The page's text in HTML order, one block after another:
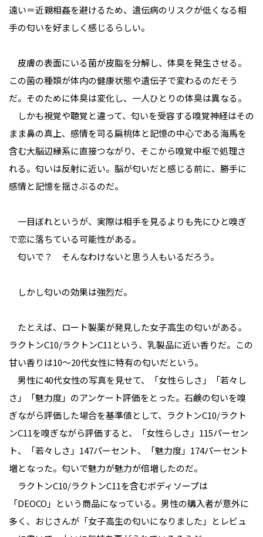
遠い＝近親相姦を避けるため、遺伝病のリスクが低くなる相
手の匂いを好ましく感じるらしい。
皮膚の表面にいる菌が皮脂を分解し、体臭を発生させる。
この菌の種類が体内の健康状態や遺伝子で変わるのだそう
だ。そのために体臭は変化し、一人ひとりの体臭は異なる。
しかも視覚や聴覚と違って、匂いを受容する嗅覚神経はその
まま鼻の真上、感情を司る扁桃体と記憶の中心である海馬を
含む大脳辺縁系に直接つながり、そこから嗅覚中枢で処理さ
れる。匂いは反射に近い。脳が匂いだと感じる前に、勝手に
感情と記憶を揺さぶるのだ。
一目ぼれというが、実際は相手を見るよりも先にひと嗅ぎ
で恋に落ちている可能性がある。
匂いで？ そんなわけないと思う人もいるだろう。
しかし匂いの効果は強烈だ。
たとえば、ロート製薬が発見した女子高生の匂いがある。
ラクトンC10/ラクトンC11という、乳製品に近い香りだ。この
甘い香りは10～20代女性に特有の匂いだという。
男性に40代女性の写真を見せて、「女性らしさ」「若々し
さ」「魅力度」のアンケート評価をとった。石鹸の匂いを嗅
ぎながら評価した場合を基準値として、ラクトンC10/ラクト
ンC11を嗅ぎながら評価すると、「女性らしさ」115パーセン
ト、「若々しさ」147パーセント、「魅力度」174パーセント
増となった。匂いで魅力が魅力が倍増したのだ。
ラクトンC10/ラクトンC11を含むボディソープは
「DEOCO」という商品になっている。男性の購入者が意外に
多く、おじさんが「女子高生の匂いになりました」とレビュ